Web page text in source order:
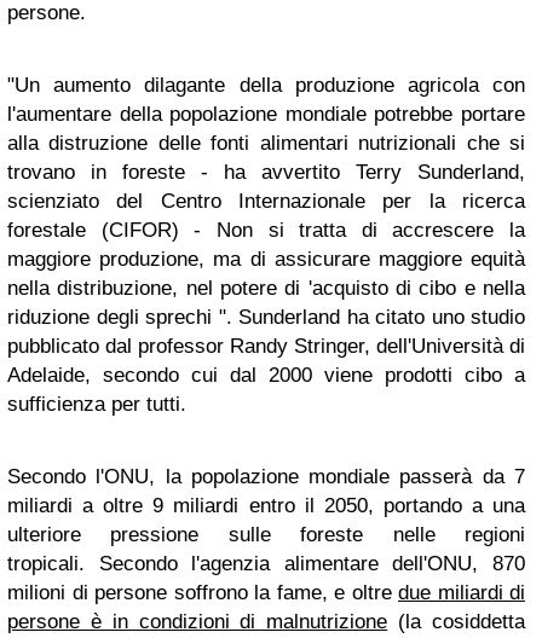
persone.
"Un aumento dilagante della produzione agricola con
l'aumentare della popolazione mondiale potrebbe portare
alla distruzione delle fonti alimentari nutrizionali che si
trovano in foreste - ha avvertito Terry Sunderland,
scienziato del Centro Internazionale per la ricerca
forestale (CIFOR) - Non si tratta di accrescere la
maggiore produzione, ma di assicurare maggiore equità
nella distribuzione, nel potere di 'acquisto di cibo e nella
riduzione degli sprechi ". Sunderland ha citato uno studio
pubblicato dal professor Randy Stringer, dell'Università di
Adelaide, secondo cui dal 2000 viene prodotti cibo a
sufficienza per tutti.
Secondo l'ONU, la popolazione mondiale passerà da 7
miliardi a oltre 9 miliardi entro il 2050, portando a una
ulteriore pressione sulle foreste nelle regioni
tropicali. Secondo l'agenzia alimentare dell'ONU, 870
milioni di persone soffrono la fame, e oltre due miliardi di
persone è in condizioni di malnutrizione (la cosiddetta